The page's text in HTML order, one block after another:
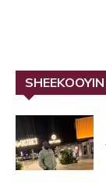
SHEEKOOYIN